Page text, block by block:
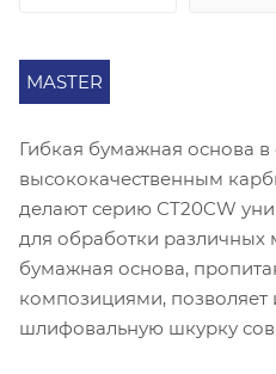
MASTER
Гибкая бумажная основа в
высококачественным
делают серию СT20CW
для обработки различных
бумажная основа,
композициями, позволяет
шлифовальную шкурку